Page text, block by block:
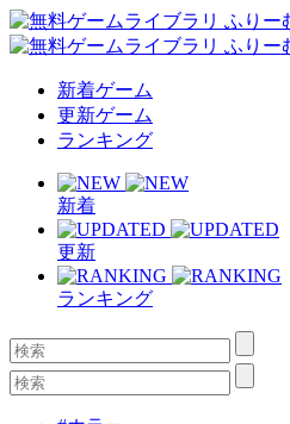
新着ゲーム
更新ゲーム
ランキング
新着
更新
ランキング